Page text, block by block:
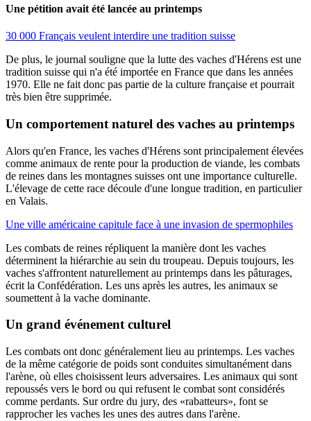
Une pétition avait été lancée au printemps
30 000 Français veulent interdire une tradition suisse
De plus, le journal souligne que la lutte des vaches d'Hérens est une
tradition suisse qui n'a été importée en France que dans les années
1970. Elle ne fait donc pas partie de la culture française et pourrait
très bien être supprimée.
Un comportement naturel des vaches au printemps
Alors qu'en France, les vaches d'Hérens sont principalement élevées
comme animaux de rente pour la production de viande, les combats
de reines dans les montagnes suisses ont une importance culturelle.
L'élevage de cette race découle d'une longue tradition, en particulier
en Valais.
Une ville américaine capitule face à une invasion de spermophiles
Les combats de reines répliquent la manière dont les vaches
déterminent la hiérarchie au sein du troupeau. Depuis toujours, les
vaches s'affrontent naturellement au printemps dans les pâturages,
écrit la Confédération. Les uns après les autres, les animaux se
soumettent à la vache dominante.
Un grand événement culturel
Les combats ont donc généralement lieu au printemps. Les vaches
de la même catégorie de poids sont conduites simultanément dans
l'arène, où elles choisissent leurs adversaires. Les animaux qui sont
repoussés vers le bord ou qui refusent le combat sont considérés
comme perdants. Sur ordre du jury, des «rabatteurs», font se
rapprocher les vaches les unes des autres dans l'arène.